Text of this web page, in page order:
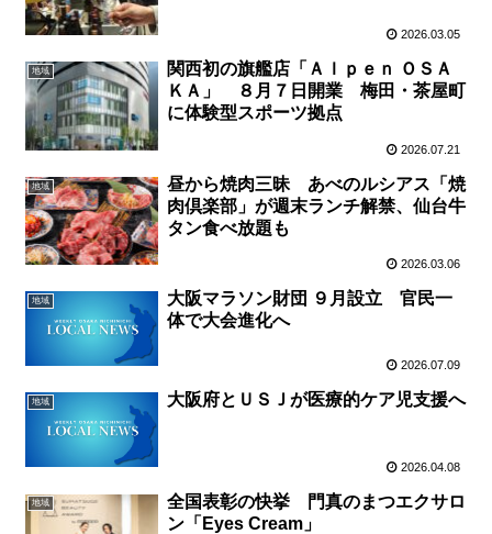
2026.03.05
地域
関西初の旗艦店「Ａｌｐｅｎ ＯＳＡ
ＫＡ」 ８月７日開業 梅田・茶屋町
に体験型スポーツ拠点
2026.07.21
地域
昼から焼肉三昧 あべのルシアス「焼
肉倶楽部」が週末ランチ解禁、仙台牛
タン食べ放題も
2026.03.06
地域
大阪マラソン財団 ９月設立 官民一
体で大会進化へ
2026.07.09
地域 大阪府とＵＳＪが医療的ケア児支援へ
2026.04.08
地域
全国表彰の快挙 門真のまつエクサロ
ン「Eyes Cream」